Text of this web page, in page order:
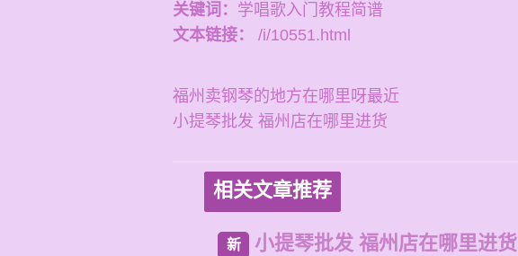
关键词： 学唱歌入门教程简谱
文本链接：
/i/10551.html
福州卖钢琴的地方在哪里呀最近
小提琴批发 福州店在哪里进货
相关文章推荐
新 小提琴批发 福州店在哪里进货